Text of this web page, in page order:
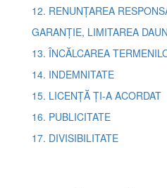
12. RENUNȚAREA
GARANȚIE, LIMITAREA
13. ÎNCĂLCAREA
14. INDEMNITATE
15. LICENȚĂ ȚI-A ACORDAT
16. PUBLICITATE
17. DIVISIBILITATE